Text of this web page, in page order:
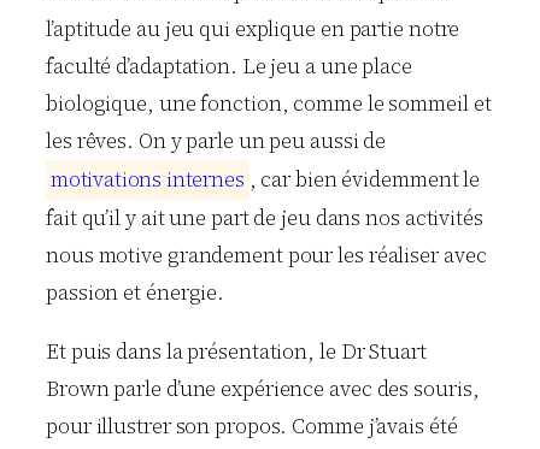
l’aptitude au jeu qui explique en partie notre
faculté d’adaptation. Le jeu a une place
biologique, une fonction, comme le sommeil et
les rêves. On y parle un peu aussi de
motivations internes , car bien évidemment le
fait qu’il y ait une part de jeu dans nos activités
nous motive grandement pour les réaliser avec
passion et énergie.
Et puis dans la présentation, le Dr Stuart
Brown parle d’une expérience avec des souris,
pour illustrer son propos. Comme j’avais été